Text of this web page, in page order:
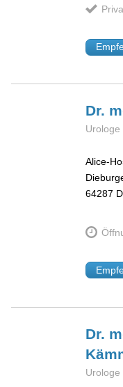
Dr.
Urologe
Alice-
64287
Dr.
Urologe